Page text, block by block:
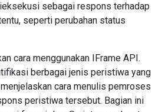
sebagai respons terhadap
seperti perubahan status
cara menggunakan IFrame API.
berbagai jenis peristiwa yang
cara menulis pemroses
peristiwa tersebut. Bagian ini